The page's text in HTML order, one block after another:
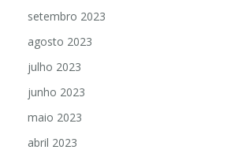
setembro 2023
agosto 2023
julho 2023
junho 2023
maio 2023
abril 2023